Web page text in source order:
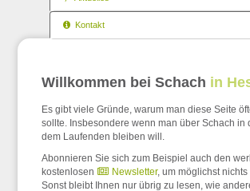
Kontakt
Willkommen bei Schach in
Es gibt viele Gründe, warum man diese Seite
sollte. Insbesondere wenn man über Schach in
dem Laufenden bleiben will.
Abonnieren Sie sich zum Beispiel auch den
kostenlosen
Newsletter, um möglichst
Sonst bleibt Ihnen nur übrig zu lesen, wie